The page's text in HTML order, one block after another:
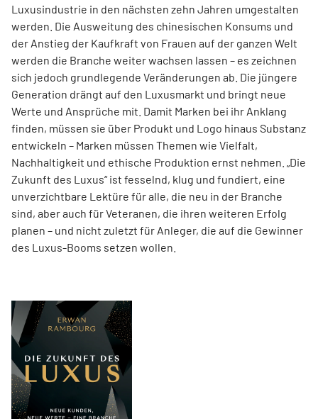
Luxusindustrie in den nächsten zehn Jahren umgestalten
werden. Die Ausweitung des chinesischen Konsums und
der Anstieg der Kaufkraft von Frauen auf der ganzen Welt
werden die Branche weiter wachsen lassen – es zeichnen
sich jedoch grundlegende Veränderungen ab. Die jüngere
Generation drängt auf den Luxusmarkt und bringt neue
Werte und Ansprüche mit. Damit Marken bei ihr Anklang
finden, müssen sie über Produkt und Logo hinaus Substanz
entwickeln – Marken müssen Themen wie Vielfalt,
Nachhaltigkeit und ethische Produktion ernst nehmen. „Die
Zukunft des Luxus“ ist fesselnd, klug und fundiert, eine
unverzichtbare Lektüre für alle, die neu in der Branche
sind, aber auch für Veteranen, die ihren weiteren Erfolg
planen – und nicht zuletzt für Anleger, die auf die Gewinner
des Luxus-Booms setzen wollen.